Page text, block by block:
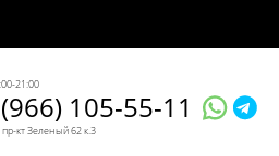
21:00
105-55-11
кт Зеленый 62 к.3